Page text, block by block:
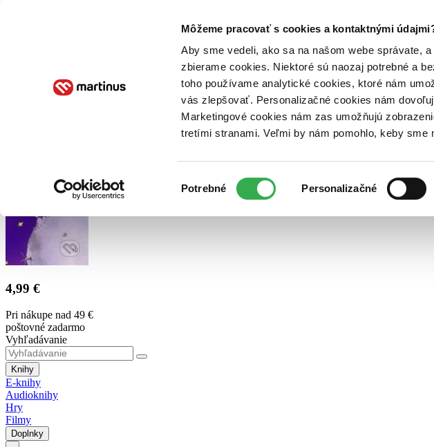
Môžeme pracovať s cookies a kontaktnými
Aby sme vedeli, ako sa na našom webe správate,
zbierame cookies. Niektoré sú naozaj potrebné a
toho používame analytické cookies, ktoré nám
vás zlepšovať. Personalizačné cookies nám
Marketingové cookies nám zas umožňujú
tretími stranami. Veľmi by nám pomohlo, keby
súhlasu
Potrebné Personalizačné
Poukážky Kontakt
4,99 €
Pri nákupe nad 49 €
poštovné zadarmo
Vyhľadávanie
Knihy
E-knihy
Audioknihy
Hry
Filmy
Doplnky